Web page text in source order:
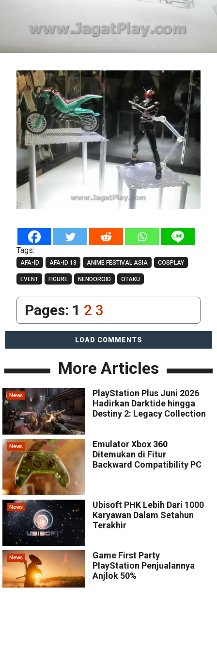
Tags:
AFA-ID AFA-ID 13 ANIME FESTIVAL ASIA COSPLAY
EVENT FIGURE NENDOROID OTAKU
Pages: 1 2 3
LOAD COMMENTS
More Articles
News
PlayStation Plus Juni 2026
Hadirkan Darktide hingga
Destiny 2: Legacy Collection
News
Emulator Xbox 360
Ditemukan di Fitur
Backward Compatibility PC
News
Ubisoft PHK Lebih Dari 1000
Karyawan Dalam Setahun
Terakhir
News
Game First Party
PlayStation Penjualannya
Anjlok 50%